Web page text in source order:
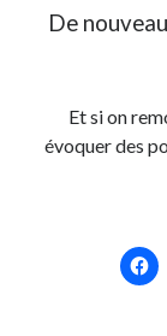
De
Et si on
évoquer des